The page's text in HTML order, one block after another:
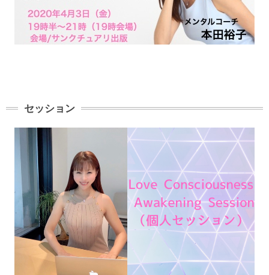
セッション